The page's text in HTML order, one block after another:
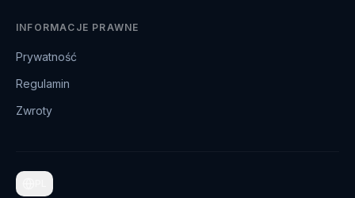
INFORMACJE PRAWNE
Prywatność
Regulamin
Zwroty